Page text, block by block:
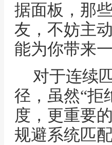
据面板，那
友，不妨主
能为你带来
对于连续
径，虽然“拒
度，更重要
规避系统匹